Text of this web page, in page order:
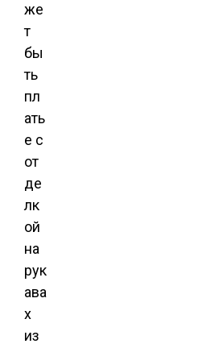
же
т
бы
ть
пл
ать
е с
от
де
лк
ой
на
рук
ава
х
из